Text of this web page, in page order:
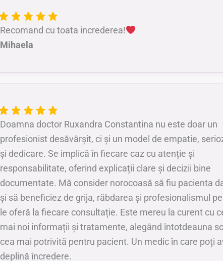
Recomand cu toata increderea!
Mihaela
Doamna doctor Ruxandra Constantina nu este doar un
profesionist desăvârșit, ci și un model de empatie,
și dedicare. Se implică în fiecare caz cu atenție și
responsabilitate, oferind explicații clare și decizii bine
documentate. Mă consider norocoasă să fiu pacienta
și să beneficiez de grija, răbdarea și profesionalismul
le oferă la fiecare consultație. Este mereu la curent cu
mai noi informații și tratamente, alegând întotdeauna
cea mai potrivită pentru pacient. Un medic în care poți
deplină încredere.